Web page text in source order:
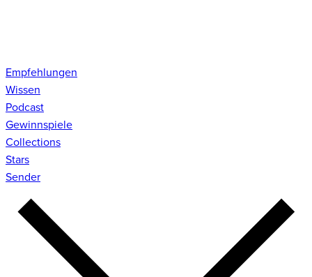
Empfehlungen
Wissen
Podcast
Gewinnspiele
Collections
Stars
Sender